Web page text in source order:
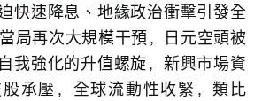
快速降息、地緣政治衝擊引發全
局再次大規模干預，日元空頭被
我強化的升值螺旋，新興市場資
承壓，全球流動性收緊，類比